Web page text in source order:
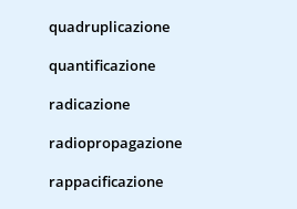
quadruplicazione
quantificazione
radicazione
radiopropagazione
rappacificazione